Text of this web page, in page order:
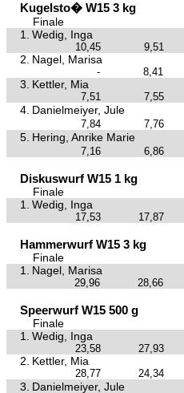
Kugelsto� W15 3 kg
Finale
1.
Wedig, Inga
10,45 9,51
2. Nagel, Marisa
- 8,41
3. Kettler, Mia
7,51 7,55
4. Danielmeiyer, Jule
7,84 7,76
5. Hering, Anrike Marie
7,16 6,86
Diskuswurf W15 1 kg
Finale
1.
Wedig, Inga
17,53 17,87
Hammerwurf W15 3 kg
Finale
1.
Nagel, Marisa
29,96 28,66
Speerwurf W15 500 g
Finale
1.
Wedig, Inga
23,58 27,93
2. Kettler, Mia
28,77 24,34
3. Danielmeiyer, Jule